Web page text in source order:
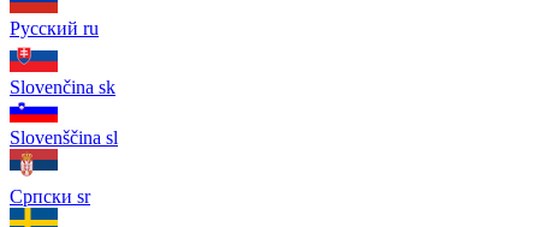
Русский ru
Slovenčina sk
Slovenščina sl
Српски sr